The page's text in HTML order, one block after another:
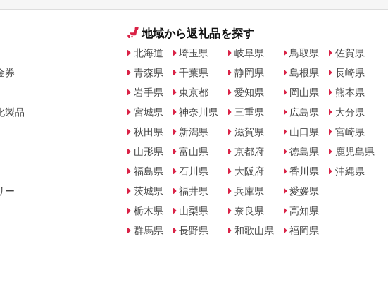
券
製品
ー
地域から返礼品を探す
北海道
青森県
岩手県
宮城県
秋田県
山形県
福島県
茨城県
栃木県
群馬県
埼玉県
千葉県
東京都
神奈川県
新潟県
富山県
石川県
福井県
山梨県
長野県
岐阜県
静岡県
愛知県
三重県
滋賀県
京都府
大阪府
兵庫県
奈良県
和歌山県
鳥取県
島根県
岡山県
広島県
山口県
徳島県
香川県
愛媛県
高知県
福岡県
佐賀県
長崎県
熊本県
大分県
宮崎県
鹿児島県
沖縄県